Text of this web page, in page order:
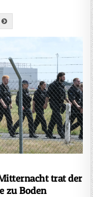
trat der
zu Boden